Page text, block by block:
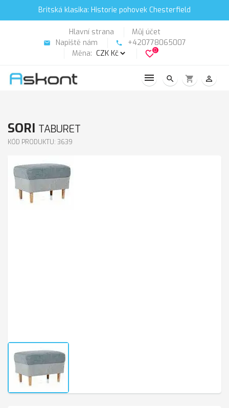
Britská klasika: Historie pohovek Chesterfield
Hlavní strana Můj účet
email Napiště nám phone
+420778065007
Měna:
favorite_border0
search shopping_cart person_outline
SORI TABURET
KÓD PRODUKTU: 3639